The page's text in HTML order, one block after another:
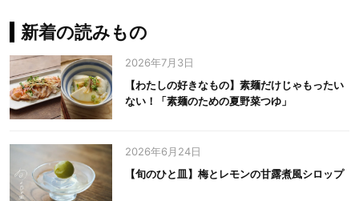
新着の読みもの
2026年7月3日
【わたしの好きなもの】素麺だけじゃもったい
ない！「素麺のための夏野菜つゆ」
2026年6月24日
【旬のひと皿】梅とレモンの甘露煮風シロップ